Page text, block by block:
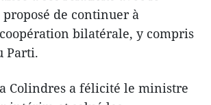
de continuer à
bilatérale, y compris
Parti.
Colindres a félicité le ministre